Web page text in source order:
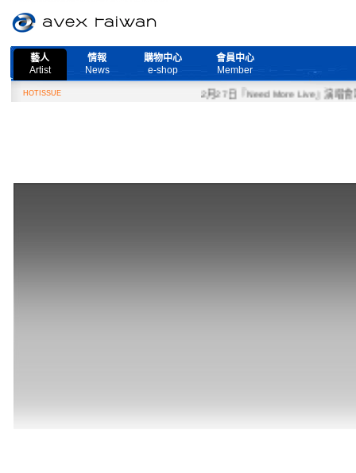
藝人
Artist
情報
News
購物中心
e-shop
會員中心
Member
HOTISSUE 2月27日『Need More Live』演唱會取